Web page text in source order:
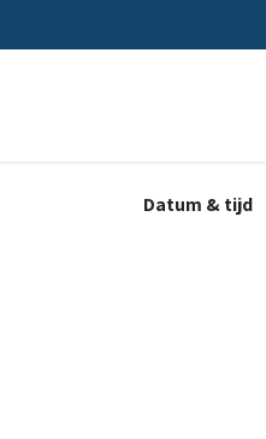
Datum & tijd